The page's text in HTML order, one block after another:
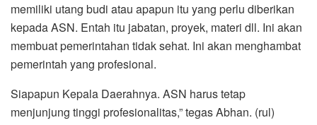
memiliki utang budi atau apapun itu yang perlu diberikan
kepada ASN. Entah itu jabatan, proyek, materi dll. Ini akan
membuat pemerintahan tidak sehat. Ini akan menghambat
pemerintah yang profesional.
Siapapun Kepala Daerahnya. ASN harus tetap
menjunjung tinggi profesionalitas,” tegas Abhan. (rul)